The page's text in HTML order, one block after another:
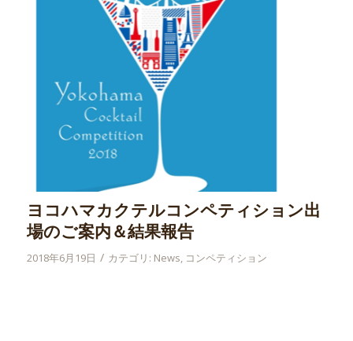
ヨコハマカクテルコンペティション出
場のご案内＆結果報告
2018年6月19日 / カテゴリ: News, コンペティション